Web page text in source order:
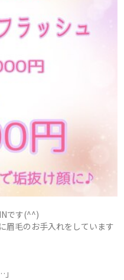
です(^^)
眉毛のお手入れをしています